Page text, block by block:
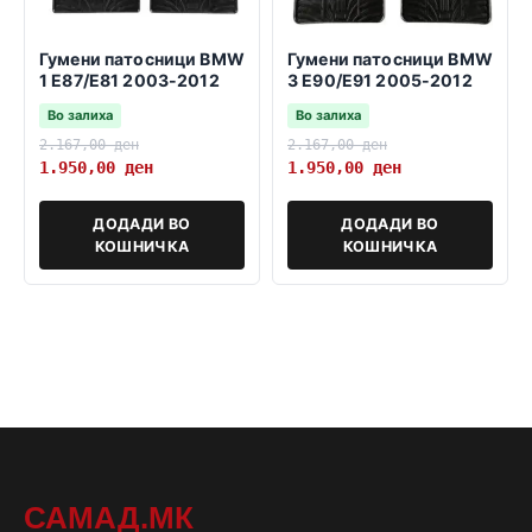
Гумени патосници BMW
1 E87/E81 2003-2012
Во залиха
2.167,00ден
1.950,00 ден
ДОДАДИ ВО
КОШНИЧКА
Гумени патосници BMW
3 E90/E91 2005-2012
Во залиха
2.167,00ден
1.950,00 ден
ДОДАДИ ВО
КОШНИЧКА
САМАД.МК